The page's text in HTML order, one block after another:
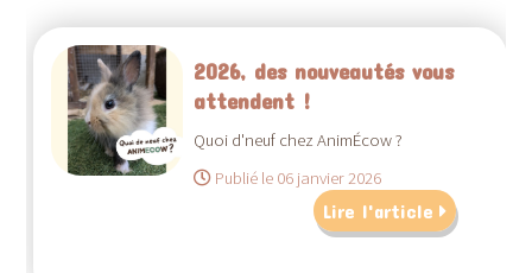
2026, des nouveautés vous
attendent !
Quoi d'neuf chez AnimÉcow ?
Publié le 06 janvier 2026
Lire l'article